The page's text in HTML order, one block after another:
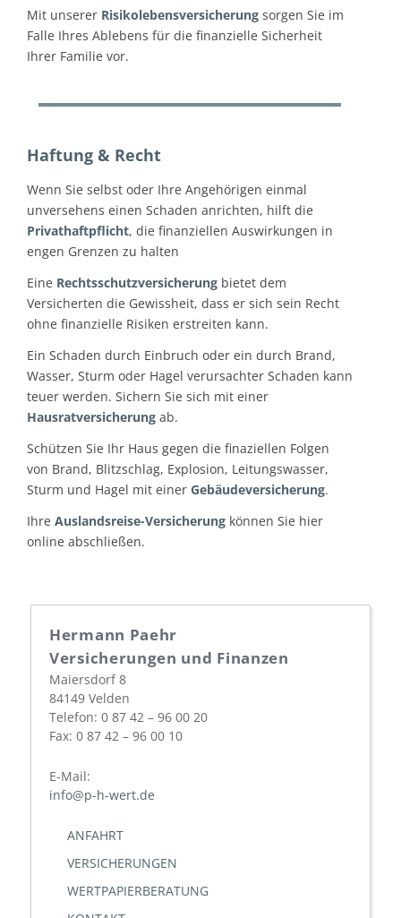
Mit unserer Risikolebensversicherung sorgen Sie im
Falle Ihres Ablebens für die finanzielle Sicherheit
Ihrer Familie vor.
Haftung & Recht
Wenn Sie selbst oder Ihre Angehörigen einmal
unversehens einen Schaden anrichten, hilft die
Privathaftpflicht, die finanziellen Auswirkungen in
engen Grenzen zu halten
Eine Rechtsschutzversicherung bietet dem
Versicherten die Gewissheit, dass er sich sein Recht
ohne finanzielle Risiken erstreiten kann.
Ein Schaden durch Einbruch oder ein durch Brand,
Wasser, Sturm oder Hagel verursachter Schaden kann
teuer werden. Sichern Sie sich mit einer
Hausratversicherung ab.
Schützen Sie Ihr Haus gegen die finaziellen Folgen
von Brand, Blitzschlag, Explosion, Leitungswasser,
Sturm und Hagel mit einer Gebäudeversicherung.
Ihre Auslandsreise-Versicherungkönnen Sie hier
online abschließen.
Hermann Paehr
Versicherungen und Finanzen
Maiersdorf 8
84149 Velden
Telefon: 0 87 42 – 96 00 20
Fax: 0 87 42 – 96 00 10
E-Mail:
info@p-h-wert.de
ANFAHRT
VERSICHERUNGEN
WERTPAPIERBERATUNG